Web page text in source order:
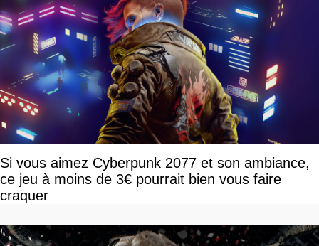
Si vous aimez Cyberpunk 2077 et son ambiance,
ce jeu à moins de 3€ pourrait bien vous faire
craquer